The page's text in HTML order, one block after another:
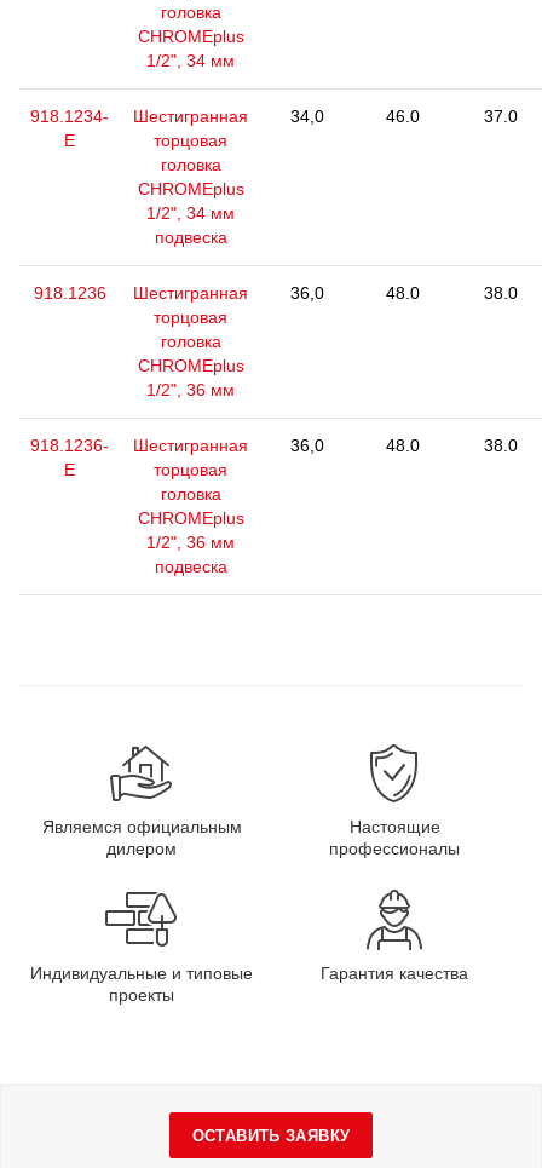
головка
CHROMEplus
1/2", 34 мм
918.1234-
E
Шестигранная
торцовая
головка
CHROMEplus
1/2", 34 мм
подвеска
34,0 46.0 37.0
918.1236
Шестигранная
торцовая
головка
CHROMEplus
1/2", 36 мм
36,0 48.0 38.0
918.1236-
E
Шестигранная
торцовая
головка
CHROMEplus
1/2", 36 мм
подвеска
36,0 48.0 38.0
Являемся официальным
дилером
Настоящие
профессионалы
Индивидуальные и типовые
проекты
Гарантия качества
ОСТАВИТЬ ЗАЯВКУ